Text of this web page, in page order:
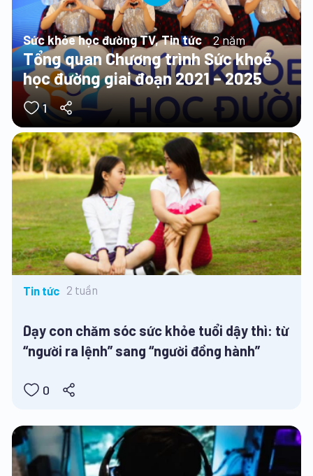
Sức khỏe học đường TV, Tin tức 2 năm
Tổng quan Chương trình Sức khoẻ
học đường giai đoạn 2021 – 2025
1
Tin tức 2 tuần
Dạy con chăm sóc sức khỏe tuổi dậy thì: từ
“người ra lệnh” sang “người đồng hành”
0